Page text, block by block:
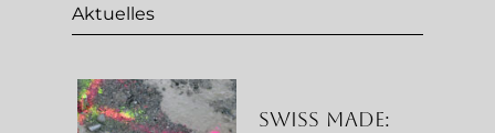
Aktuelles
Swiss Made: